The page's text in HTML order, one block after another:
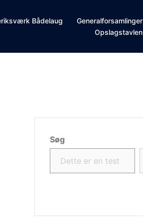
Bådelaug
Generalforsamlinger
Opslagstavlen
Søg